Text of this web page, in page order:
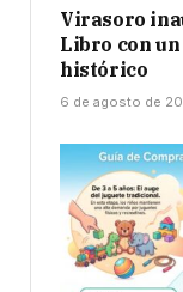
Virasoro
Libro con
histórico
6 de agosto de